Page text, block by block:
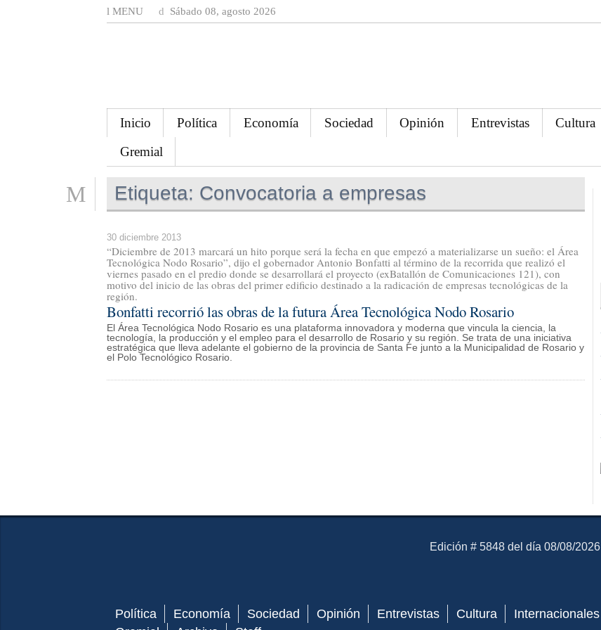
MENU Sábado 08, agosto 2026
Inicio Política Economía Sociedad Opinión Entrevistas Cultura
Gremial
Etiqueta: Convocatoria a empresas
30 diciembre 2013
“Diciembre de 2013 marcará un hito porque será la fecha en que empezó a materializarse un sueño: el Área
Tecnológica Nodo Rosario”, dijo el gobernador Antonio Bonfatti al término de la recorrida que realizó el
viernes pasado en el predio donde se desarrollará el proyecto (exBatallón de Comunicaciones 121), con
motivo del inicio de las obras del primer edificio destinado a la radicación de empresas tecnológicas de la
región.
Bonfatti recorrió las obras de la futura Área Tecnológica Nodo Rosario
El Área Tecnológica Nodo Rosario es una plataforma innovadora y moderna que vincula la ciencia, la
tecnología, la producción y el empleo para el desarrollo de Rosario y su región. Se trata de una iniciativa
estratégica que lleva adelante el gobierno de la provincia de Santa Fe junto a la Municipalidad de Rosario y
el Polo Tecnológico Rosario.
El Mensajero Diario
Edición # 5848 del día 08/08/2026
Política Economía Sociedad Opinión Entrevistas Cultura Internacionales